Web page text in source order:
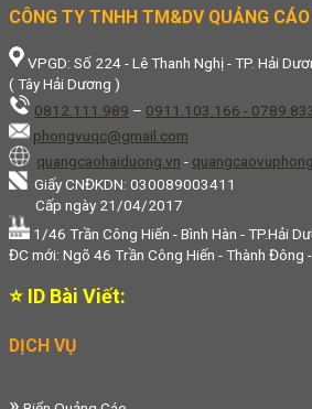
CÔNG TY TNHH TM&DV QUẢNG CÁO
VPGD: Số 224 - Lê Thanh Nghị - TP. Hải
( Tây Hải Dương )
0812.111.989 – 0911.103.166 - 0789
phongvuqc@gmail.com
quangcaohaiduong.vn -
Giấy CNĐKDN: 030089003411
Cấp ngày 21/04/2017
1/46 Trần Công Hiến - Bình Hàn - TP.Hải
ĐC mới: Ngõ 46 Trần Công Hiến - Thành Đông
⭐ ID Bài Viết:
DỊCH VỤ